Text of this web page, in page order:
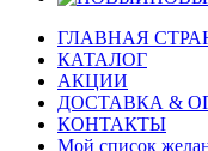
ГЛАВНАЯ
КАТАЛОГ
АКЦИИ
ДОСТАВКА &
КОНТАКТЫ
Мой список